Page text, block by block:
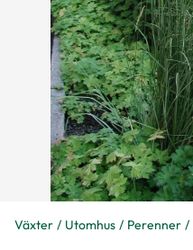
Växter Utomhus Perenner